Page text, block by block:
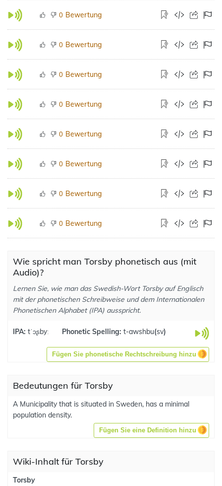
0 Bewertung
0 Bewertung
0 Bewertung
0 Bewertung
0 Bewertung
0 Bewertung
0 Bewertung
0 Bewertung
Wie spricht man Torsby phonetisch aus (mit
Audio)?
Lernen Sie, wie man das Swedish-Wort Torsby auf Englisch
mit der phonetischen Schreibweise und dem Internationalen
Phonetischen Alphabet (IPA) ausspricht.
IPA: tˈɔʂbyː Phonetic Spelling: t-awshbu(sv)
Fügen Sie phonetische Rechtschreibung hinzu
Bedeutungen für Torsby
A Municipality that is situated in Sweden, has a minimal
population density.
Fügen Sie eine Definition hinzu
Wiki-Inhalt für Torsby
Torsby